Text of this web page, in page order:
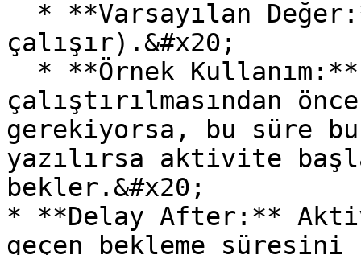
çalışır).&#x20;
çalıştırılmasından
gerekiyorsa, bu süre
yazılırsa aktivite
bekler.&#x20;
* **Delay After:**
geçen bekleme